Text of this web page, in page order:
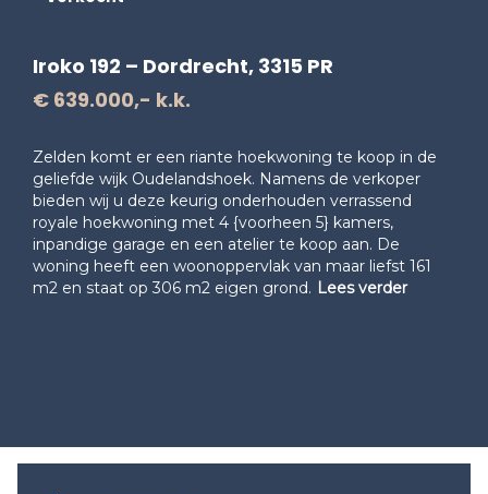
Iroko 192 – Dordrecht, 3315 PR
€ 639.000,- k.k.
Zelden komt er een riante hoekwoning te koop in de
geliefde wijk Oudelandshoek. Namens de verkoper
bieden wij u deze keurig onderhouden verrassend
royale hoekwoning met 4 {voorheen 5} kamers,
inpandige garage en een atelier te koop aan. De
woning heeft een woonoppervlak van maar liefst 161
m2 en staat op 306 m2 eigen grond. Lees verder